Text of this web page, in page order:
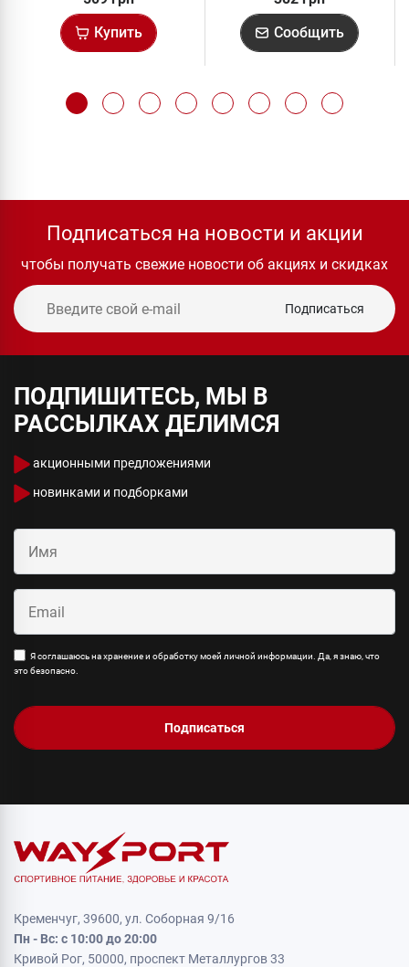
Купить
Сообщить
Подписаться на новости и акции
чтобы получать свежие новости об акциях и скидках
Подписаться
ПОДПИШИТЕСЬ, МЫ В
РАССЫЛКАХ ДЕЛИМСЯ
акционными предложениями
новинками и подборками
Я соглашаюсь на хранение и обработку моей личной информации. Да, я знаю, что
это безопасно.
Подписаться